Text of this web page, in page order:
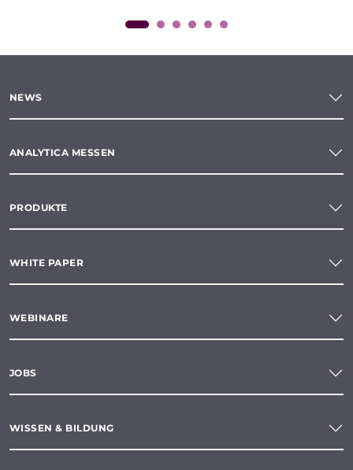
NEWS
ANALYTICA MESSEN
PRODUKTE
WHITE PAPER
WEBINARE
JOBS
WISSEN & BILDUNG